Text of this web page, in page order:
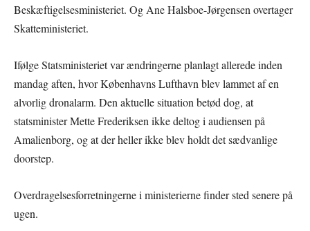
Beskæftigelsesministeriet. Og Ane Halsboe-Jørgensen overtager
Skatteministeriet.
Ifølge Statsministeriet var ændringerne planlagt allerede inden
mandag aften, hvor Københavns Lufthavn blev lammet af en
alvorlig dronalarm. Den aktuelle situation betød dog, at
statsminister Mette Frederiksen ikke deltog i audiensen på
Amalienborg, og at der heller ikke blev holdt det sædvanlige
doorstep.
Overdragelsesforretningerne i ministerierne finder sted senere på
ugen.